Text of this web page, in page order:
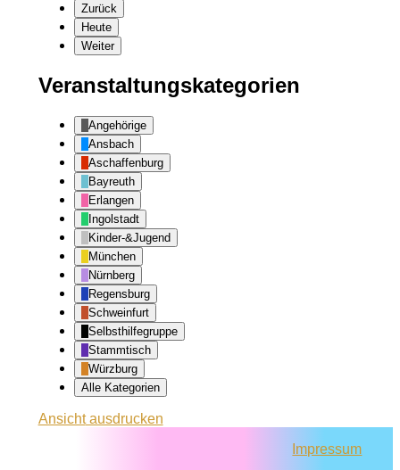
Zurück
Heute
Weiter
Veranstaltungskategorien
Angehörige
Ansbach
Aschaffenburg
Bayreuth
Erlangen
Ingolstadt
Kinder-&Jugend
München
Nürnberg
Regensburg
Schweinfurt
Selbsthilfegruppe
Stammtisch
Würzburg
Alle Kategorien
Ansichtausdrucken
Impressum